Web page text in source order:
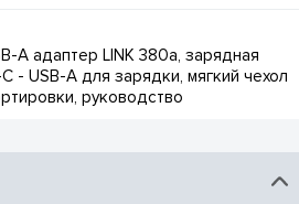
A адаптер LINK 380a, зарядная
- USB-A для зарядки, мягкий чехол
руководство